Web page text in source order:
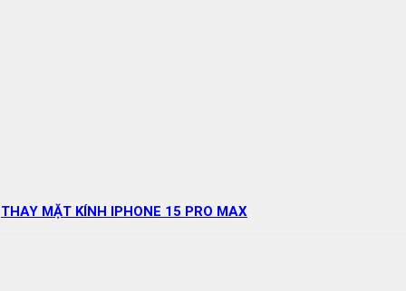
THAY MẶT KÍNH IPHONE 15 PRO MAX